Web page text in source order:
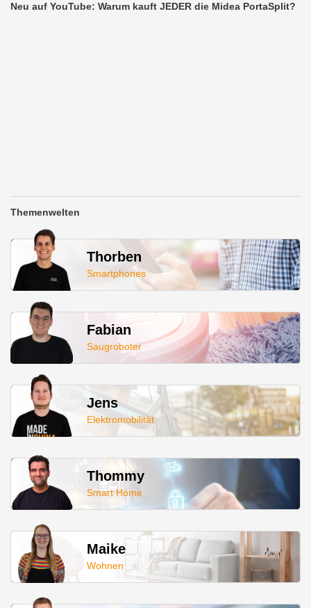
Neu auf YouTube: Warum kauft JEDER die Midea PortaSplit?
Themenwelten
Thorben
Smartphones
Fabian
Saugroboter
Jens
Elektromobilität
Thommy
Smart Home
Maike
Wohnen